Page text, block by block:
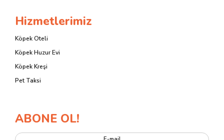
Hizmetlerimiz
Köpek Oteli
Köpek Huzur Evi
Köpek Kreşi
Pet Taksi
ABONE OL!